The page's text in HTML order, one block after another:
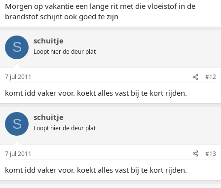
Morgen op vakantie een lange rit met die vloeistof in de
brandstof schijnt ook goed te zijn
S schuitje
Loopt hier de deur plat
7 jul 2011 #12
komt idd vaker voor. koekt alles vast bij te kort rijden.
S schuitje
Loopt hier de deur plat
7 jul 2011 #13
komt idd vaker voor. koekt alles vast bij te kort rijden.